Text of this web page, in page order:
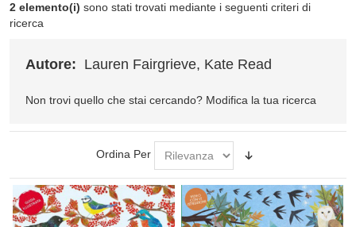
2 elemento(i) sono stati trovati mediante i seguenti criteri di
ricerca
Autore: Lauren Fairgrieve, Kate Read
Non trovi quello che stai cercando? Modifica la tua ricerca
Ordina Per